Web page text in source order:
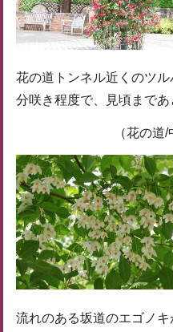
花の道トンネル近くのツ
分咲き程度で、見頃まであ
（花の道/
流れのある坂道のエゴノ